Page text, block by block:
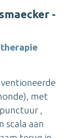
-
met
,
scala aan